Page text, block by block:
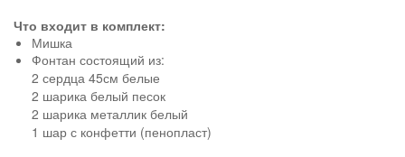
Что входит в комплект:
Мишка
Фонтан состоящий из:
2 сердца 45см белые
2 шарика белый песок
2 шарика металлик белый
1 шар с конфетти (пенопласт)